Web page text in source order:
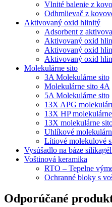
Vlnité balenie z
Odhmlievač z
Aktivovaný oxid hlinitý
Adsorbent z
Aktivovaný oxid
Aktivovaný oxid
Aktivovaný oxid
Molekulárne sito
3A Molekulárne sito
Molekulárne sito 4A
5A Molekulárne sito
13X APG
13X HP
13X molekulárne
Uhlíkové
Lítiové molekulové
Vysúšadlo na báze
Voštinová keramika
RTO – Tepelne
Ochranné bloky s
Odporúčané